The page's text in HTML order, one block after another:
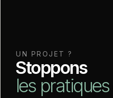
UN PROJET ?
Stoppons
les